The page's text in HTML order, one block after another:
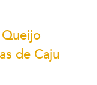
de Caju